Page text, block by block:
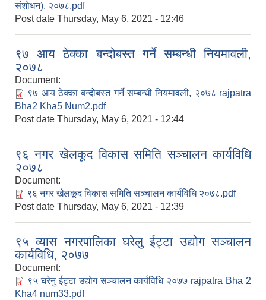
संशोधन), २०७८.pdf
Post date Thursday, May 6, 2021 - 12:46
९७ आय ठेक्का बन्दोबस्त गर्ने सम्बन्धी नियमावली,
२०७८
Document:
९७ आय ठेक्का बन्दोबस्त गर्ने सम्बन्धी नियमावली, २०७८ rajpatra
Bha2 Kha5 Num2.pdf
Post date Thursday, May 6, 2021 - 12:44
९६ नगर खेलकूद विकास समिति सञ्चालन कार्यविधि
२०७८
Document:
९६ नगर खेलकूद विकास समिति सञ्चालन कार्यविधि २०७८.pdf
Post date Thursday, May 6, 2021 - 12:39
९५ व्यास नगरपालिका घरेलु ईट्टा उद्योग सञ्चालन
कार्यविधि, २०७७
Document:
९५ घरेनु ईट्टा उद्योग सञ्चालन कार्यविधि २०७७ rajpatra Bha 2
Kha4 num33.pdf